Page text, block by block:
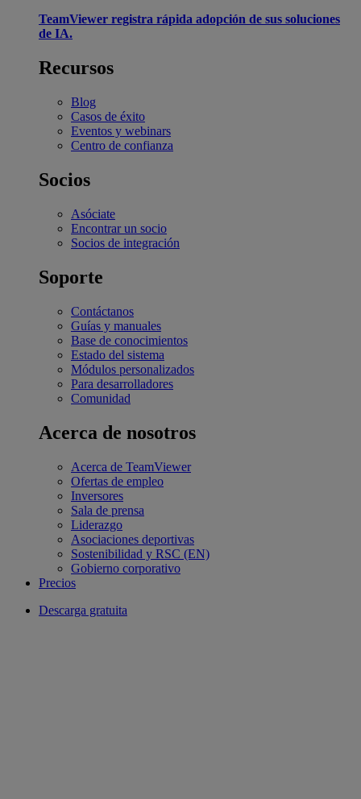
TeamViewer registra rápida adopción de sus soluciones
de IA.
Recursos
Blog
Casos de éxito
Eventos y webinars
Centro de confianza
Socios
Asóciate
Encontrar un socio
Socios de integración
Soporte
Contáctanos
Guías y manuales
Base de conocimientos
Estado del sistema
Módulos personalizados
Para desarrolladores
Comunidad
Acerca de nosotros
Acerca de TeamViewer
Ofertas de empleo
Inversores
Sala de prensa
Liderazgo
Asociaciones deportivas
Sostenibilidad y RSC (EN)
Gobierno corporativo
Precios
Descarga gratuita